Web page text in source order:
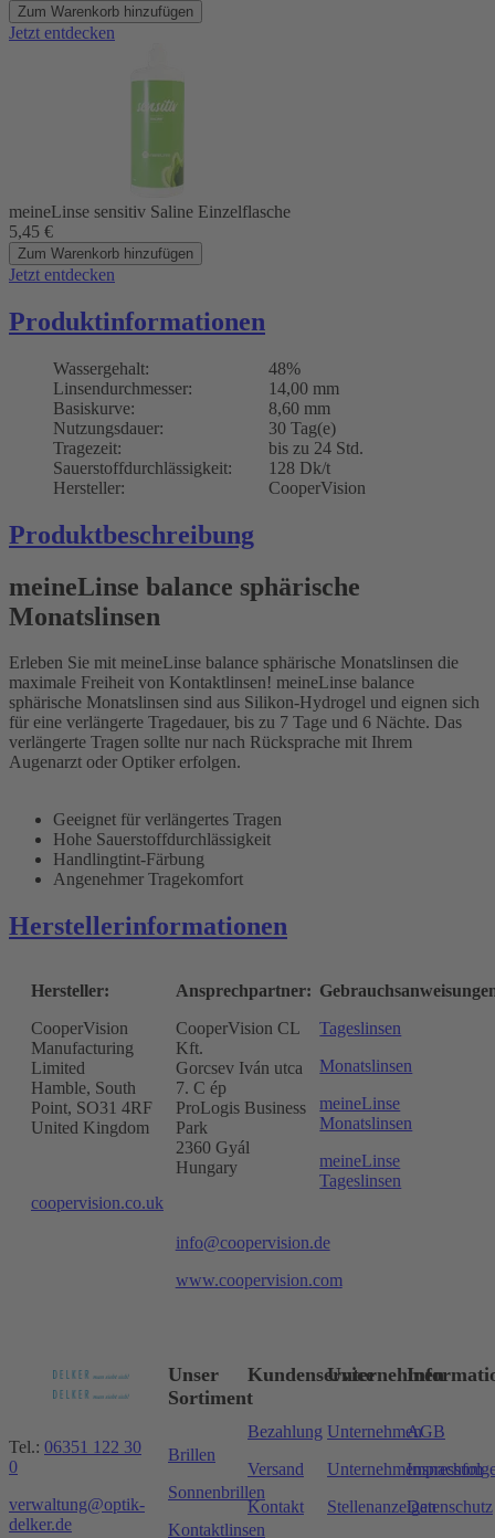
Zum Warenkorb hinzufügen
Jetzt entdecken
meineLinse sensitiv Saline Einzelflasche
5,45 €
Zum Warenkorb hinzufügen
Jetzt entdecken
Produktinformationen
Wassergehalt:
48%
Linsendurchmesser:
14,00 mm
Basiskurve:
8,60 mm
Nutzungsdauer:
30 Tag(e)
Tragezeit:
bis zu 24 Std.
Sauerstoffdurchlässigkeit:
128 Dk/t
Hersteller:
CooperVision
Produktbeschreibung
meineLinse balance sphärische
Monatslinsen
Erleben Sie mit meineLinse balance sphärische Monatslinsen die
maximale Freiheit von Kontaktlinsen! meineLinse balance
sphärische Monatslinsen sind aus Silikon-Hydrogel und eignen sich
für eine verlängerte Tragedauer, bis zu 7 Tage und 6 Nächte. Das
verlängerte Tragen sollte nur nach Rücksprache mit Ihrem
Augenarzt oder Optiker erfolgen.
Geeignet für verlängertes Tragen
Hohe Sauerstoffdurchlässigkeit
Handlingtint-Färbung
Angenehmer Tragekomfort
Herstellerinformationen
Hersteller:
CooperVision
Manufacturing
Limited
Hamble, South
Point, SO31 4RF
United Kingdom
coopervision.co.uk
Ansprechpartner:
CooperVision CL
Kft.
Gorcsev Iván utca
7. C ép
ProLogis Business
Park
2360 Gyál
Hungary
info@coopervision.de
www.coopervision.com
Tageslinsen
Monatslinsen
meineLinse
Monatslinsen
meineLinse
Tageslinsen
Tel.: 06351 122 30
0
verwaltung@optik-
delker.de
Unser
Sortiment
Brillen
Sonnenbrillen
Kontaktlinsen
Kundenservice
Bezahlung
Versand
Kontakt
Unternehmen
Unternehmen
Stellenanzeigen
AGB
Impressum
Datenschutz